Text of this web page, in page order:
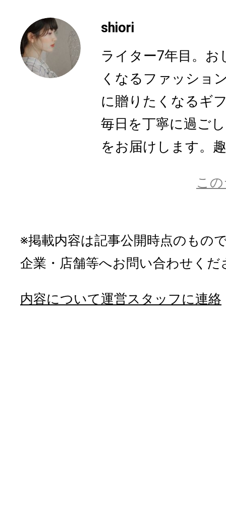
shiori
ライター7年目。
くなるファッショ
に贈りたくなるギ
毎日を丁寧に過ご
をお届けします。
こ
※掲載内容は記事公開時点のもの
企業・店舗等へお問い合わせくだ
内容について運営スタッフに連絡